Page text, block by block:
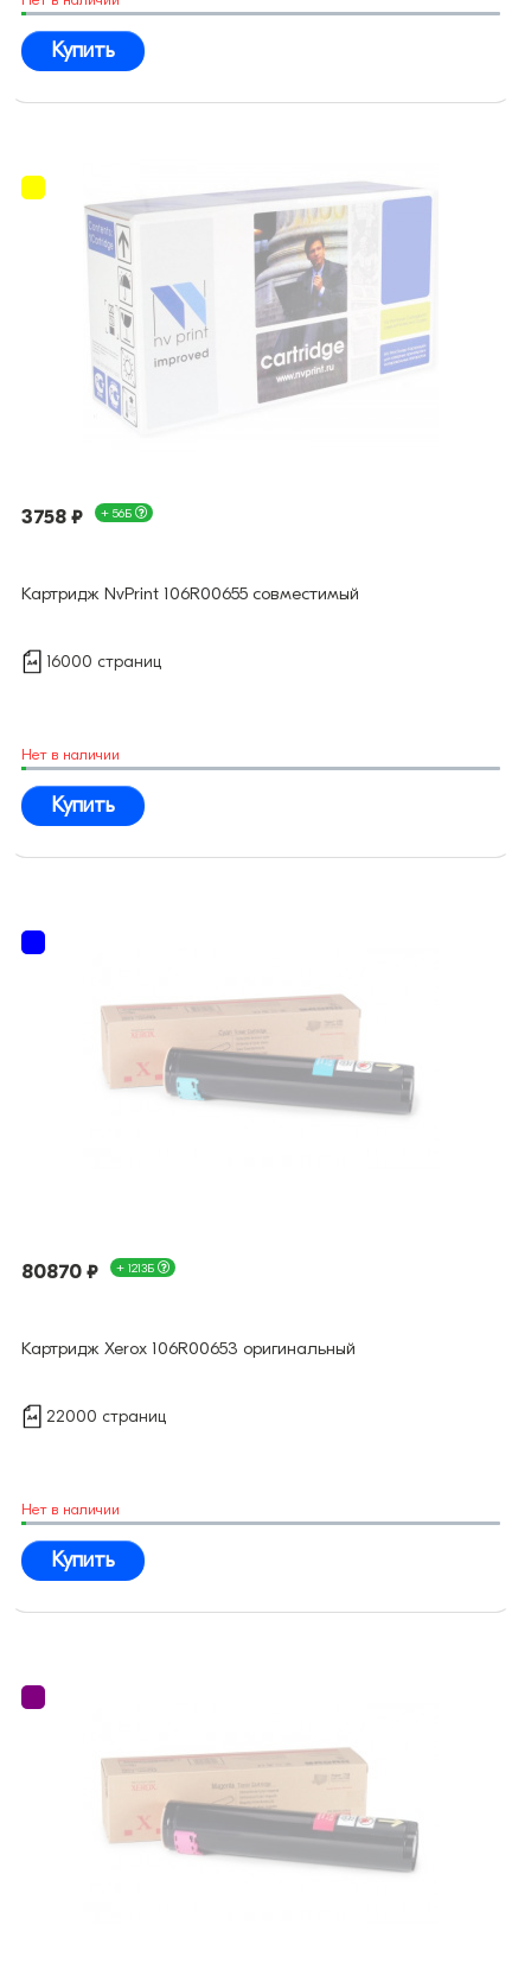
Купить
3758 ₽ + 56Б
Картридж NvPrint 106R00655 совместимый
16000 страниц
Нет в наличии
Купить
80870 ₽ + 1213Б
Картридж Xerox 106R00653 оригинальный
22000 страниц
Нет в наличии
Купить